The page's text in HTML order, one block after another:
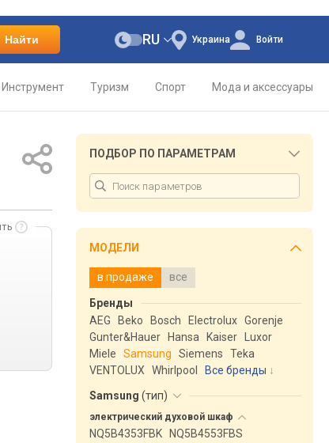
Найти Украина
RU Войти
Инструмент Туризм Спорт Мода и аксессуары
ПОДБОР ПО ПАРАМЕТРАМ
МОДЕЛИ
в продаже все
Бренды
AEG
Beko Bosch Electrolux Gorenje
Gunter&Hauer
Hansa Kaiser
Luxor
Miele
Samsung Siemens
Teka
VENTOLUX
Whirlpool
Все бренды
Samsung (тип)
электрический духовой шкаф
NQ5B4353FBK
NQ5B4553FBS